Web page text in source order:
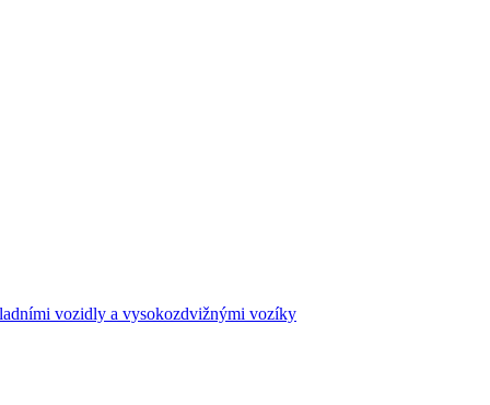
vozidly a vysokozdvižnými vozíky